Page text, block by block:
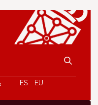
ES EU